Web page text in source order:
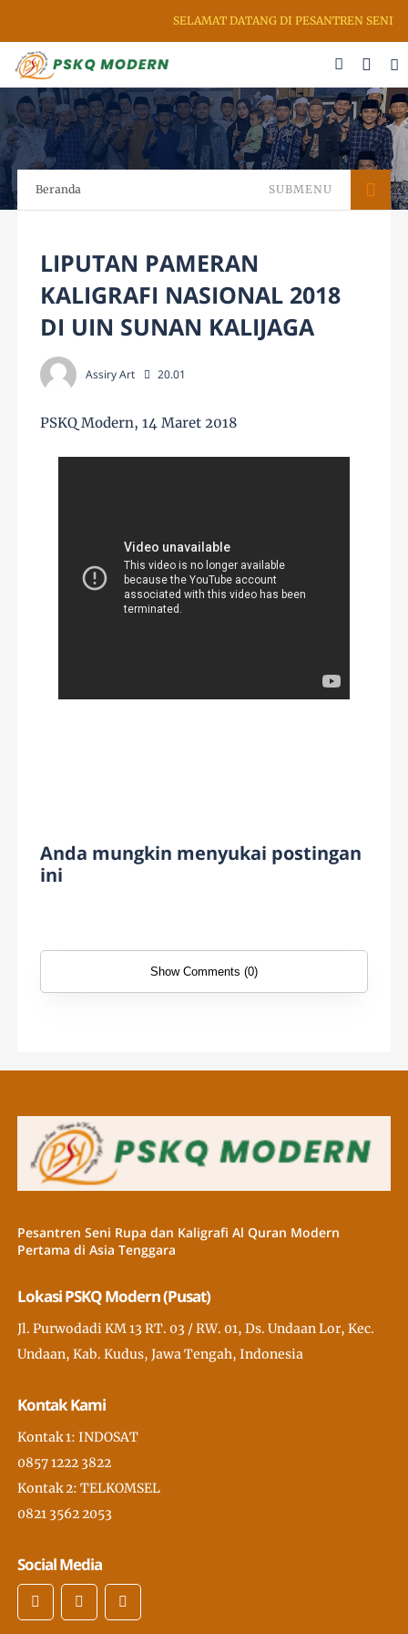
SELAMAT DATANG DI PESANTREN SENI
Beranda SUBMENU
LIPUTAN PAMERAN
KALIGRAFI NASIONAL 2018
DI UIN SUNAN KALIJAGA
Assiry Art 20.01
PSKQ Modern, 14 Maret 2018
Anda mungkin menyukai postingan
ini
Show Comments (0)
Pesantren Seni Rupa dan Kaligrafi Al Quran Modern
Pertama di Asia Tenggara
Lokasi PSKQ Modern (Pusat)
Jl. Purwodadi KM 13 RT. 03 / RW. 01, Ds. Undaan Lor, Kec.
Undaan, Kab. Kudus, Jawa Tengah, Indonesia
Kontak Kami
Kontak 1: INDOSAT
0857 1222 3822
Kontak 2: TELKOMSEL
0821 3562 2053
Social Media